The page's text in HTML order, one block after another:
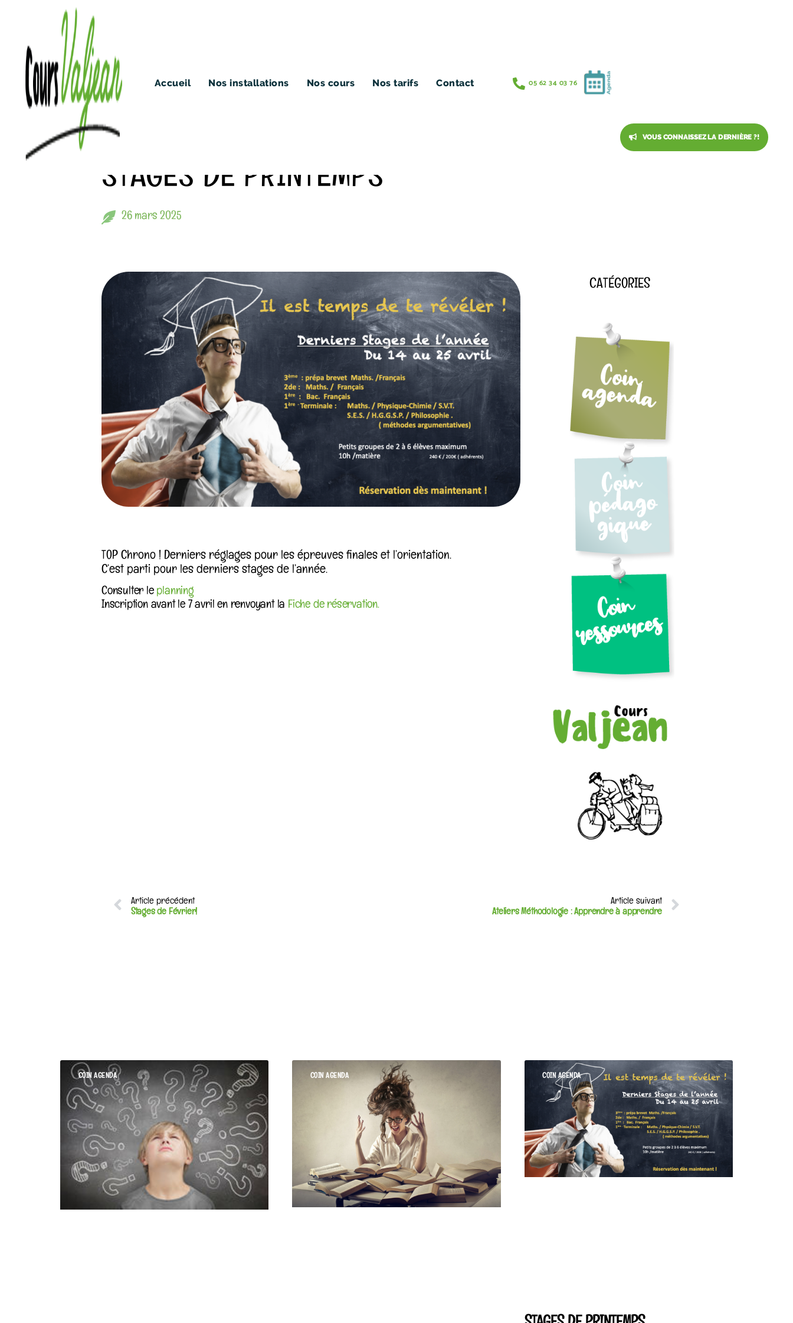
Accueil Nos installations Nos cours Nos tarifs Contact 05 62 34 03 76
VOUS CONNAISSEZ LA DERNIÈRE ?!
STAGES DE PRINTEMPS
26 mars 2025
TOP Chrono ! Derniers réglages pour les épreuves finales et l’orientation.
C’est parti pour les derniers stages de l’année.
Consulter le planning
Inscription avant le 7 avril en renvoyant la
Fiche de réservation.
CATÉGORIES
Article précédent
Stages de Février!
Article suivant
Ateliers Méthodologie : Apprendre à apprendre
COIN AGENDA COIN AGENDA COIN AGENDA